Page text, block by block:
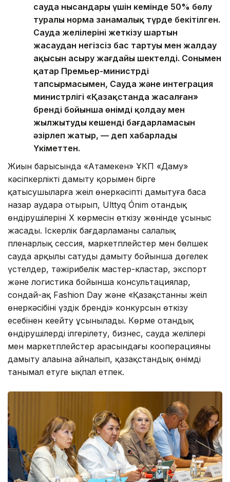
сауда нысандары үшін кемінде 50% бөлу
туралы норма заңнамалық түрде бекітілген.
Сауда желілерінің жеткізу шартын
жасаудан негізсіз бас тартуы мен жалдау
ақысын асыру жағдайы шектелді. Сонымен
қатар Премьер-министрдің
тапсырмасымен, Сауда және интеграция
министрлігі «Қазақстанда жасалған»
бренді бойынша өнімді қолдау мен
жылжытудың кешенді бағдарламасын
әзірлеп жатыр, — деп хабарлады
Үкіметтен.
Жиын барысында «Атамекен» ҰКП «Даму»
кәсіпкерлікті дамыту қорымен бірге
қатысушыларға жеңіл өнеркәсіпті дамытуға баса
назар аудара отырып, Ulttyq Ónim отандық
өндірушілерінің X көрмесін өткізу жөнінде ұсыныс
жасады. Іскерлік бағдарламаны салалық
пленарлық сессия, маркетплейстер мен бөлшек
сауда арқылы сатуды дамыту бойынша дөңгелек
үстелдер, тәжірибелік мастер-кластар, экспорт
және логистика бойынша консультациялар,
сондай-ақ Fashion Day және «Қазақстанның жеңіл
өнеркәсібінің үздік бренді» конкурсын өткізу
есебінен кеңейту ұсынылады. Көрме отандық
өндірушілерді ілгерілету, бизнес, сауда желілері
мен маркетплейстер арасындағы кооперацияны
дамыту алаңына айналып, қазақстандық өнімді
танымал етуге ықпал етпек.